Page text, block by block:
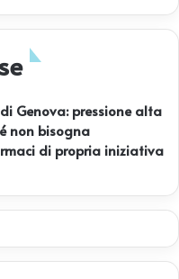
Genova: pressione alta
non bisogna
di propria iniziativa